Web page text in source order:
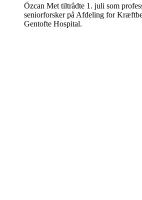
Özcan Met tiltrådte 1. juli som
seniorforsker på Afdeling for
Gentofte Hospital.